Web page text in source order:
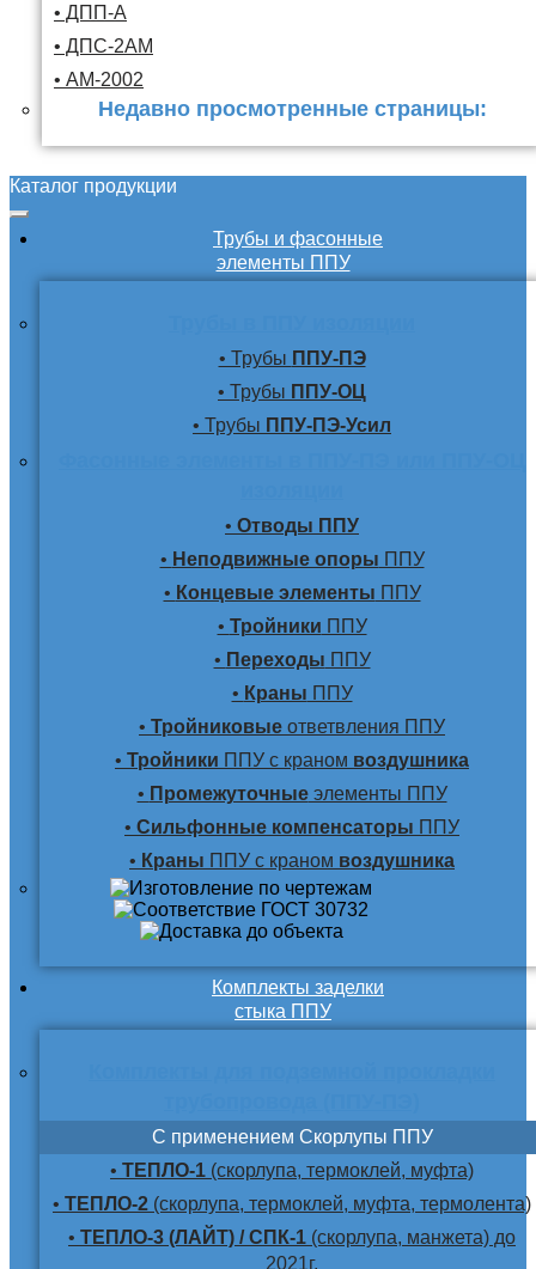
• ДПП-А
• ДПС-2АМ
• АМ-2002
Недавно просмотренные страницы:
Каталог продукции
Трубы и фасонные
элементы ППУ
• Трубы ППУ-ПЭ
• Трубы ППУ-ОЦ
• Трубы ППУ-ПЭ-Усил
• Отводы ППУ
• Неподвижные опоры ППУ
• Концевые элементы ППУ
• Тройники ППУ
• Переходы ППУ
• Краны ППУ
• Тройниковые ответвления ППУ
• Тройники ППУ с краном воздушника
• Промежуточныеэлементы ППУ
• Сильфонные компенсаторы ППУ
• Краны ППУ с краном воздушника
Комплекты заделки
стыка ППУ
С применением Скорлупы ППУ
• ТЕПЛО-1 (скорлупа, термоклей, муфта)
• ТЕПЛО-2 (скорлупа, термоклей, муфта, термолента)
• ТЕПЛО-3 (ЛАЙТ) / СПК-1 (скорлупа, манжета) до
2021г.